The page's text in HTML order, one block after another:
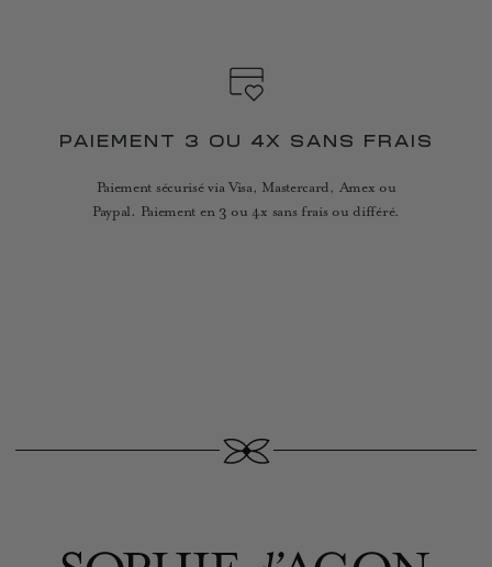
PAIEMENT 3 OU 4X SANS FRAIS
Paiement sécurisé via Visa, Mastercard, Amex ou
Paypal. Paiement en 3 ou 4x sans frais ou différé.